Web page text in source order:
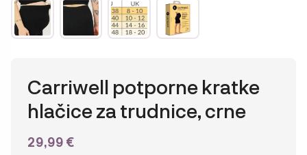
Carriwell potporne kratke
hlačice za trudnice, crne
29,99 €